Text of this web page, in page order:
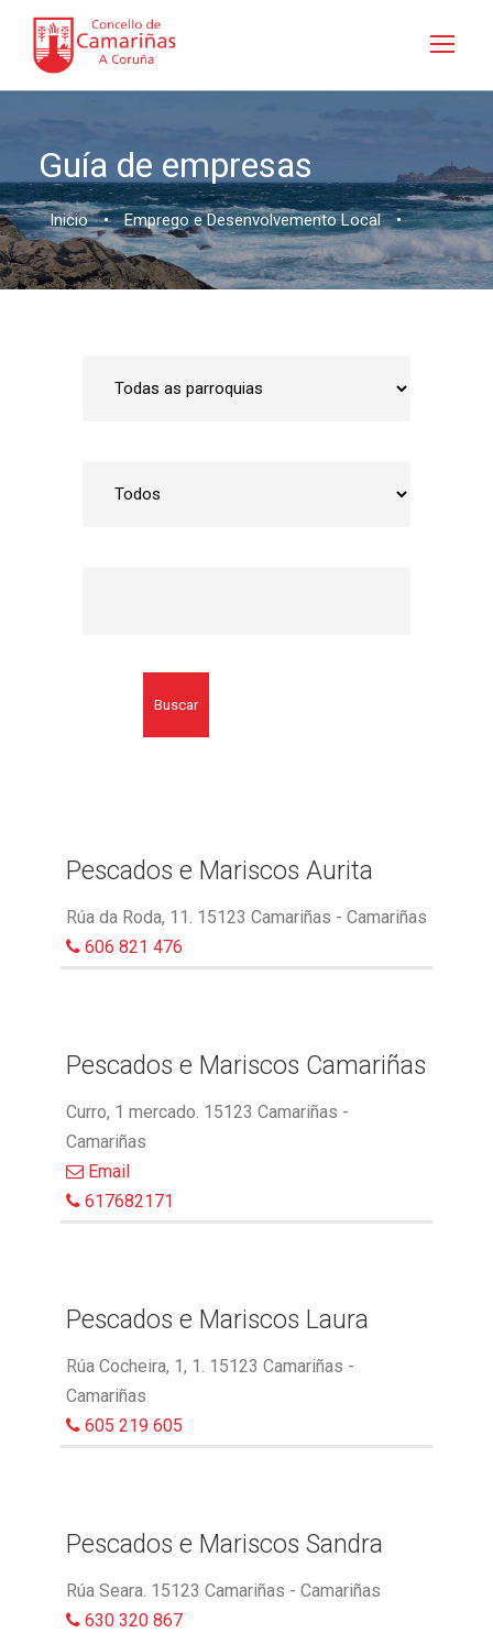
Guía de empresas
Inicio • Emprego e Desenvolvemento Local •
Buscar
Pescados e Mariscos Aurita
Rúa da Roda, 11. 15123 Camariñas - Camariñas
606 821 476
Pescados e Mariscos Camariñas
Curro, 1 mercado. 15123 Camariñas -
Camariñas
Email
617682171
Pescados e Mariscos Laura
Rúa Cocheira, 1, 1. 15123 Camariñas -
Camariñas
605 219 605
Pescados e Mariscos Sandra
Rúa Seara. 15123 Camariñas - Camariñas
630 320 867